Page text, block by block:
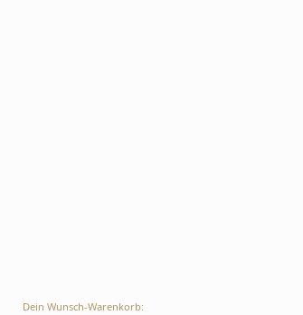
Dein Wunsch-Warenkorb: